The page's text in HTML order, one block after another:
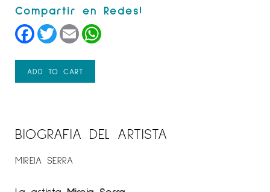
Facebook
TwitterEmail
ADD TO CART
BIOGRAFIA DEL ARTISTA
MIREIA SERRA